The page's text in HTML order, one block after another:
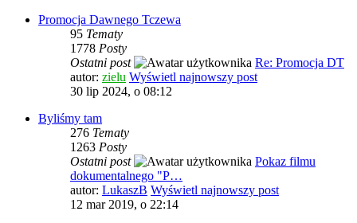
Promocja Dawnego Tczewa
95 Tematy
1778 Posty
Ostatni post
Re: Promocja DT
autor: zielu Wyświetl najnowszy post
30 lip 2024, o 08:12
Byliśmy tam
276 Tematy
1263 Posty
Ostatni post
Pokaz filmu
dokumentalnego "P…
autor: LukaszB Wyświetl najnowszy post
12 mar 2019, o 22:14